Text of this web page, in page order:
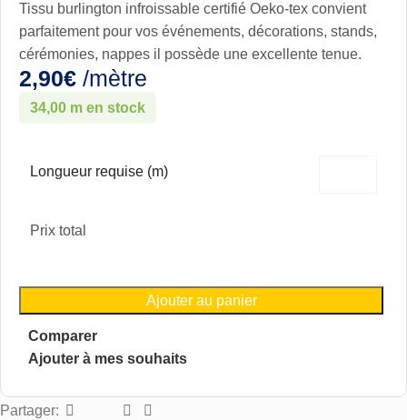
Tissu burlington infroissable certifié Oeko-tex convient
parfaitement pour vos événements, décorations, stands,
cérémonies, nappes il possède une excellente tenue.
2,90€ /mètre
34,00 m en stock
Longueur requise (m)
Prix total
Ajouter au panier
Comparer
Ajouter à mes souhaits
Partager: